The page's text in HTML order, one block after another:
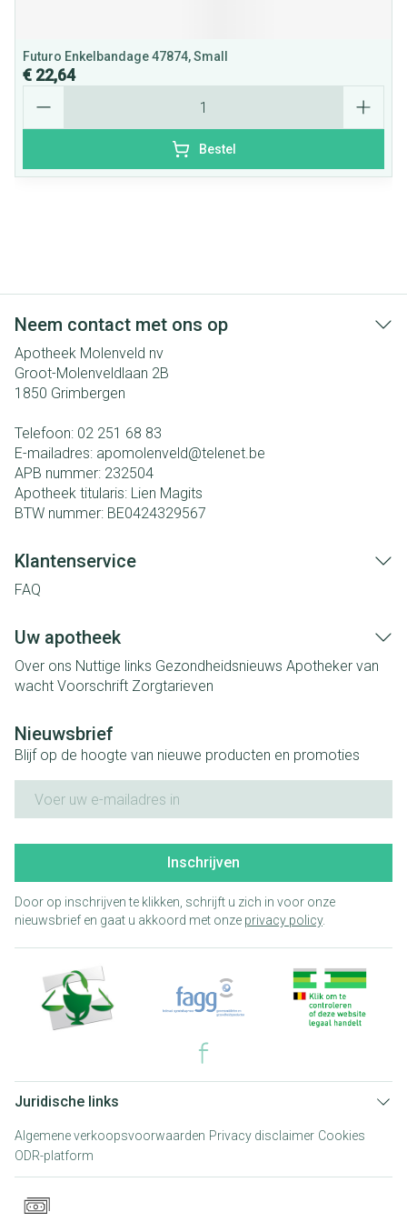
Futuro Enkelbandage 47874, Small
€ 22,64
Bestel
Neem contact met ons op
Apotheek Molenveld nv
Groot-Molenveldlaan 2B
1850 Grimbergen
Telefoon: 02 251 68 83
E-mailadres: apomolenveld@telenet.be
APB nummer: 232504
Apotheek titularis: Lien Magits
BTW nummer: BE0424329567
Klantenservice
FAQ
Uw apotheek
Over ons Nuttige links Gezondheidsnieuws Apotheker van
wacht Voorschrift Zorgtarieven
Nieuwsbrief
Blijf op de hoogte van nieuwe producten en promoties
Inschrijven
Door op inschrijven te klikken, schrijft u zich in voor onze
nieuwsbrief en gaat u akkoord met onze privacy policy.
Juridische links
Algemene verkoopsvoorwaarden Privacy disclaimer Cookies
ODR-platform